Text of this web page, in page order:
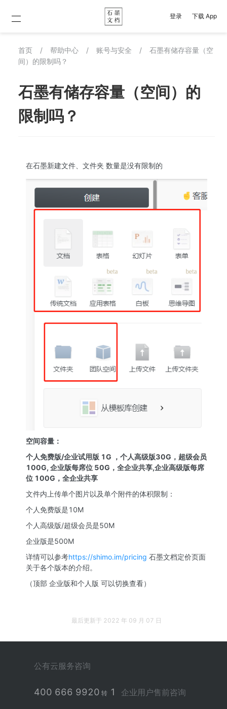
登录 下载 App
首页 / 帮助中心 / 账号与安全 /
石墨有储存容量（空
间）的限制吗？
石墨有储存容量（空间）的
限制吗？
在石墨新建文件、文件夹 数量是没有限制的
空间容量：
个人免费版/企业试用版 1G ，个人高级版30G，超级会员
100G, 企业版每席位 50G，全企业共享,企业高级版每席
位 100G，全企业共享
文件内上传单个图片以及单个附件的体积限制：
个人免费版是10M
个人高级版/超级会员是50M
企业版是500M
详情可以参考https://shimo.im/pricing 石墨文档定价页面
关于各个版本的介绍。
（顶部 企业版和个人版 可以切换查看）
最后更新于 2022 年 09 月 07 日
公有云服务咨询
400 666 9920 转1 企业用户售前咨询